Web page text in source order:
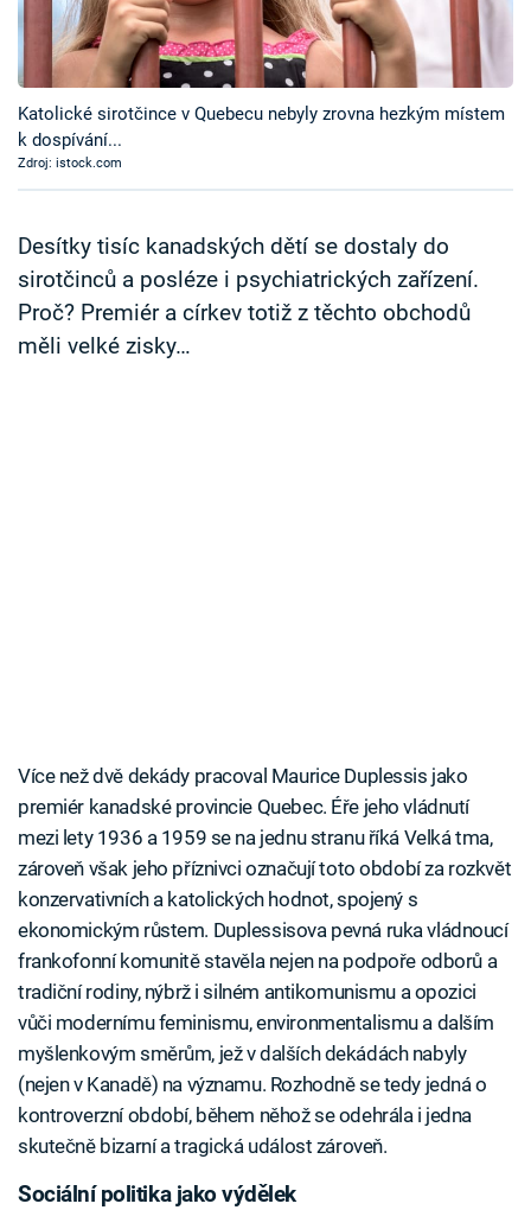
Sledujte prima+
Přihlášení
Katolické sirotčince v Quebecu nebyly zrovna hezkým místem
k dospívání...
Zdroj: istock.com
Desítky tisíc kanadských dětí se dostaly do
sirotčinců a posléze i psychiatrických zařízení.
Proč? Premiér a církev totiž z těchto obchodů
měli velké zisky…
Více než dvě dekády pracoval Maurice Duplessis jako
premiér kanadské provincie Quebec. Éře jeho vládnutí
mezi lety 1936 a 1959 se na jednu stranu říká Velká tma,
zároveň však jeho příznivci označují toto období za rozkvět
konzervativních a katolických hodnot, spojený s
ekonomickým růstem. Duplessisova pevná ruka vládnoucí
frankofonní komunitě stavěla nejen na podpoře odborů a
tradiční rodiny, nýbrž i silném antikomunismu a opozici
vůči modernímu feminismu, environmentalismu a dalším
myšlenkovým směrům, jež v dalších dekádách nabyly
(nejen v Kanadě) na významu. Rozhodně se tedy jedná o
kontroverzní období, během něhož se odehrála i jedna
skutečně bizarní a tragická událost zároveň.
Sociální politika jako výdělek